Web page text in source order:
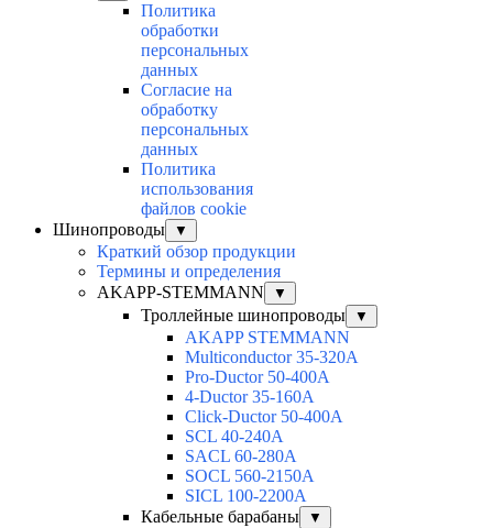
Политика
обработки
персональных
данных
Согласие на
обработку
персональных
данных
Политика
использования
файлов cookie
Шинопроводы
▼
Краткий обзор продукции
Термины и определения
AKAPP-STEMMANN
▼
Троллейные шинопроводы ▼
AKAPP STEMMANN
Multiconductor 35-320А
Pro-Ductor 50-400А
4-Ductor 35-160А
Click-Ductor 50-400А
SCL 40-240А
SACL 60-280А
SOCL 560-2150А
SICL 100-2200А
Кабельные барабаны
▼